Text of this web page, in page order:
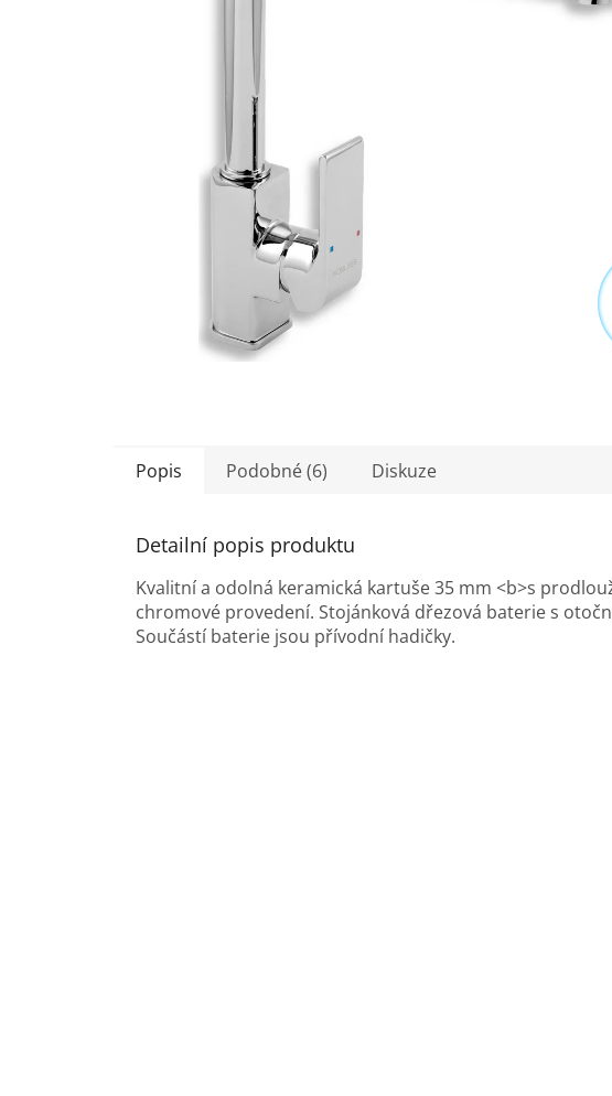
Popis Podobné (6) Diskuze
Detailní popis produktu
Kvalitní a odolná keramická kartuše 35 mm <b>s
chromové provedení. Stojánková dřezová baterie s
Součástí baterie jsou přívodní hadičky.